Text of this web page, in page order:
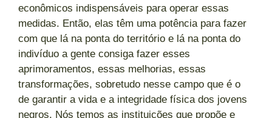
econômicos indispensáveis para operar essas
medidas. Então, elas têm uma potência para fazer
com que lá na ponta do território e lá na ponta do
indivíduo a gente consiga fazer esses
aprimoramentos, essas melhorias, essas
transformações, sobretudo nesse campo que é o
de garantir a vida e a integridade física dos jovens
negros. Nós temos as instituições que propõe e